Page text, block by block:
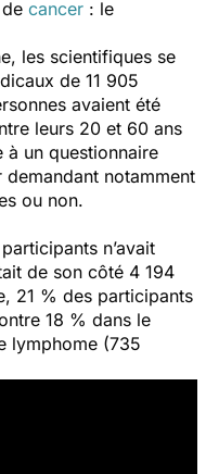
cancer : le
les scientifiques se
de 11 905
avaient été
leurs 20 et 60 ans
un questionnaire
notamment
ou non.
n’avait
de son côté 4 194
21 % des participants
18 % dans le
lymphome (735